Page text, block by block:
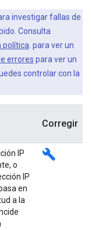
investigar fallas de
Consulta
política . para ver un
errores para ver un
controlar con la
Corregir
IP
o
IP
en
a la
build